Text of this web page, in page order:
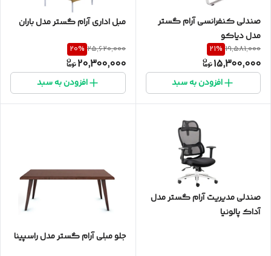
صندلی کنفرانسی آرام گستر
مدل دیاکو
19,581,000
21%
15,300,000
افزودن به سبد
مبل اداری آرام گستر مدل باران
25,620,000
20%
20,300,000
افزودن به سبد
صندلی مدیریت آرام گستر مدل
آداک پالونیا
جلو مبلی آرام گستر مدل راسپینا